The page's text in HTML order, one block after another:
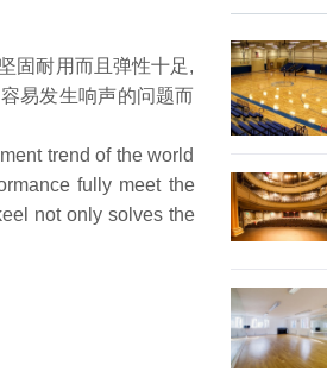
固耐用而且弹性十足,
易发生响声的问题而
trend of the world
fully meet the
not only solves the